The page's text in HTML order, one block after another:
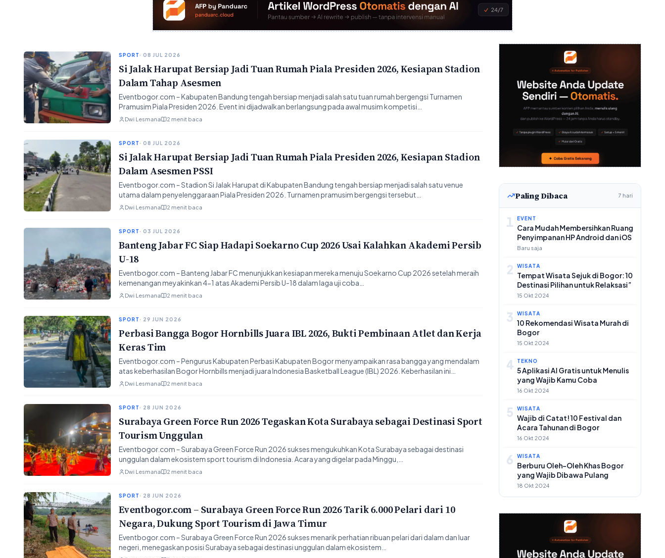
SPORT· 08 JUL 2026
Si Jalak Harupat Bersiap Jadi Tuan Rumah Piala Presiden 2026, Kesiapan Stadion
Dalam Tahap Asesmen
Eventbogor.com – Kabupaten Bandung tengah bersiap menjadi salah satu tuan rumah bergengsi Turnamen
Pramusim Piala Presiden 2026. Event ini dijadwalkan berlangsung pada awal musim kompetisi…
Dwi Lesmana 2 menit baca
SPORT· 08 JUL 2026
Si Jalak Harupat Bersiap Jadi Tuan Rumah Piala Presiden 2026, Kesiapan Stadion
Dalam Asesmen PSSI
Eventbogor.com – Stadion Si Jalak Harupat di Kabupaten Bandung tengah bersiap menjadi salah satu venue
utama dalam penyelenggaraan Piala Presiden 2026. Turnamen pramusim bergengsi tersebut…
Dwi Lesmana 2 menit baca
SPORT· 03 JUL 2026
Banteng Jabar FC Siap Hadapi Soekarno Cup 2026 Usai Kalahkan Akademi Persib
U-18
Eventbogor.com – Banteng Jabar FC menunjukkan kesiapan mereka menuju Soekarno Cup 2026 setelah meraih
kemenangan meyakinkan 4-1 atas Akademi Persib U-18 dalam laga uji coba…
Dwi Lesmana 2 menit baca
SPORT· 29 JUN 2026
Perbasi Bangga Bogor Hornbills Juara IBL 2026, Bukti Pembinaan Atlet dan Kerja
Keras Tim
Eventbogor.com – Pengurus Kabupaten Perbasi Kabupaten Bogor menyampaikan rasa bangga yang mendalam
atas keberhasilan Bogor Hornbills menjadi juara Indonesia Basketball League (IBL) 2026. Keberhasilan ini…
Dwi Lesmana 2 menit baca
SPORT· 28 JUN 2026
Surabaya Green Force Run 2026 Tegaskan Kota Surabaya sebagai Destinasi Sport
Tourism Unggulan
Eventbogor.com – Surabaya Green Force Run 2026 sukses mengukuhkan Kota Surabaya sebagai destinasi
unggulan dalam ekosistem sport tourism di Indonesia. Acara yang digelar pada Minggu,…
Dwi Lesmana 2 menit baca
SPORT· 28 JUN 2026
Eventbogor.com – Surabaya Green Force Run 2026 Tarik 6.000 Pelari dari 10
Negara, Dukung Sport Tourism di Jawa Timur
Eventbogor.com – Surabaya Green Force Run 2026 sukses menarik perhatian ribuan pelari dari dalam dan luar
negeri, menegaskan posisi Surabaya sebagai destinasi unggulan dalam ekosistem…
Paling Dibaca 7 hari
1 EVENT
Cara Mudah Membersihkan Ruang
Penyimpanan HP Android dan iOS
Baru saja
2 WISATA
Tempat Wisata Sejuk di Bogor: 10
Destinasi Pilihan untuk Relaksasi”
15 Okt 2024
3 WISATA
10 Rekomendasi Wisata Murah di
Bogor
15 Okt 2024
4 TEKNO
5 Aplikasi AI Gratis untuk Menulis
yang Wajib Kamu Coba
16 Okt 2024
5 WISATA
Wajib di Catat! 10 Festival dan
Acara Tahunan di Bogor
16 Okt 2024
6 WISATA
Berburu Oleh-Oleh Khas Bogor
yang Wajib Dibawa Pulang
18 Okt 2024